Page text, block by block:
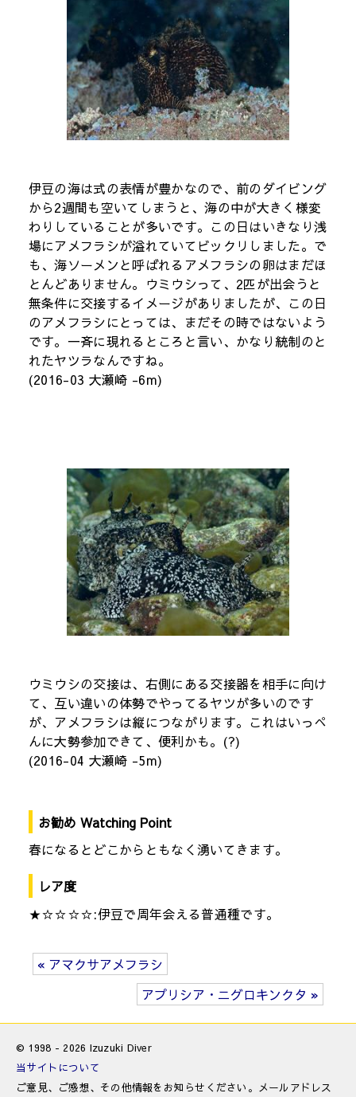
伊豆の海は式の表情が豊かなので、前のダイビング
から2週間も空いてしまうと、海の中が大きく様変
わりしていることが多いです。この日はいきなり浅
場にアメフラシが溢れていてビックリしました。で
も、海ソーメンと呼ばれるアメフラシの卵はまだほ
とんどありません。ウミウシって、2匹が出会うと
無条件に交接するイメージがありましたが、この日
のアメフラシにとっては、まだその時ではないよう
です。一斉に現れるところと言い、かなり統制のと
れたヤツラなんですね。
(2016-03 大瀬崎 -6m)
ウミウシの交接は、右側にある交接器を相手に向け
て、互い違いの体勢でやってるヤツが多いのです
が、アメフラシは縦につながります。これはいっぺ
んに大勢参加できて、便利かも。(?)
(2016-04 大瀬崎 -5m)
お勧め Watching Point
春になるとどこからともなく湧いてきます。
レア度
★☆☆☆☆:伊豆で周年会える普通種です。
« アマクサアメフラシ
アプリシア・ニグロキンクタ »
© 1998 - 2026 Izuzuki Diver
当サイトについて
ご意見、ご感想、その他情報をお知らせください。メールアドレス